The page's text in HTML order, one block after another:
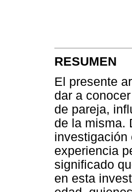
RESUMEN
El presente
dar a
de pareja,
de la misma.
investigación
experiencia
significado
en esta